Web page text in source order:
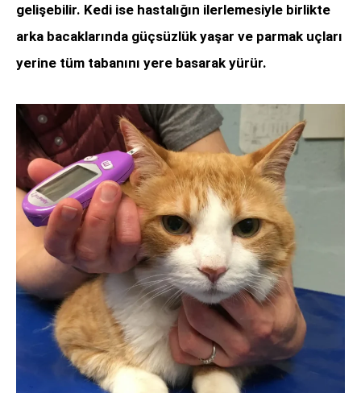
gelişebilir. Kedi ise hastalığın ilerlemesiyle birlikte
arka bacaklarında güçsüzlük yaşar ve parmak uçları
yerine tüm tabanını yere basarak yürür.